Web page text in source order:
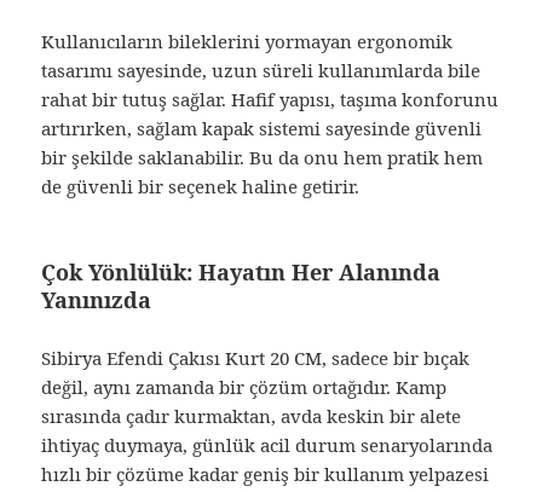
Kullanıcıların bileklerini yormayan ergonomik
tasarımı sayesinde, uzun süreli kullanımlarda bile
rahat bir tutuş sağlar. Hafif yapısı, taşıma konforunu
artırırken, sağlam kapak sistemi sayesinde güvenli
bir şekilde saklanabilir. Bu da onu hem pratik hem
de güvenli bir seçenek haline getirir.
Çok Yönlülük: Hayatın Her Alanında
Yanınızda
Sibirya Efendi Çakısı Kurt 20 CM, sadece bir bıçak
değil, aynı zamanda bir çözüm ortağıdır. Kamp
sırasında çadır kurmaktan, avda keskin bir alete
ihtiyaç duymaya, günlük acil durum senaryolarında
hızlı bir çözüme kadar geniş bir kullanım yelpazesi